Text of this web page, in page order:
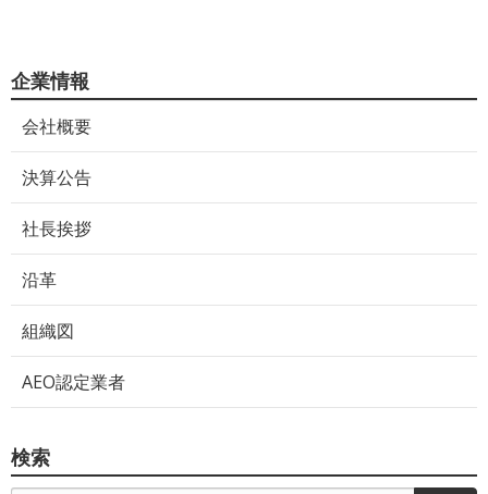
企業情報
会社概要
決算公告
社長挨拶
沿革
組織図
AEO認定業者
検索